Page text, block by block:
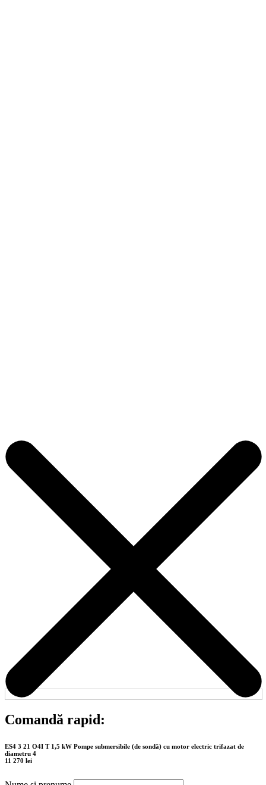
Comandă rapid:
ES4 3 21 O4I T 1,5 kW Pompe submersibile (de sondă) cu motor electric trifazat de
diametru 4
11 270 lei